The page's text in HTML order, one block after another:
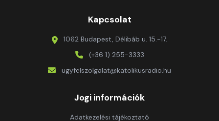
Kapcsolat
1062 Budapest, Délibáb u. 15.-17.
(+36 1) 255-3333
ugyfelszolgalat@katolikusradio.hu
Jogi információk
Adatkezelési tájékoztató